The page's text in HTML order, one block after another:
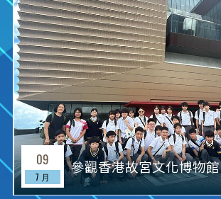
09
7 月
參觀香港故宮文化博物館